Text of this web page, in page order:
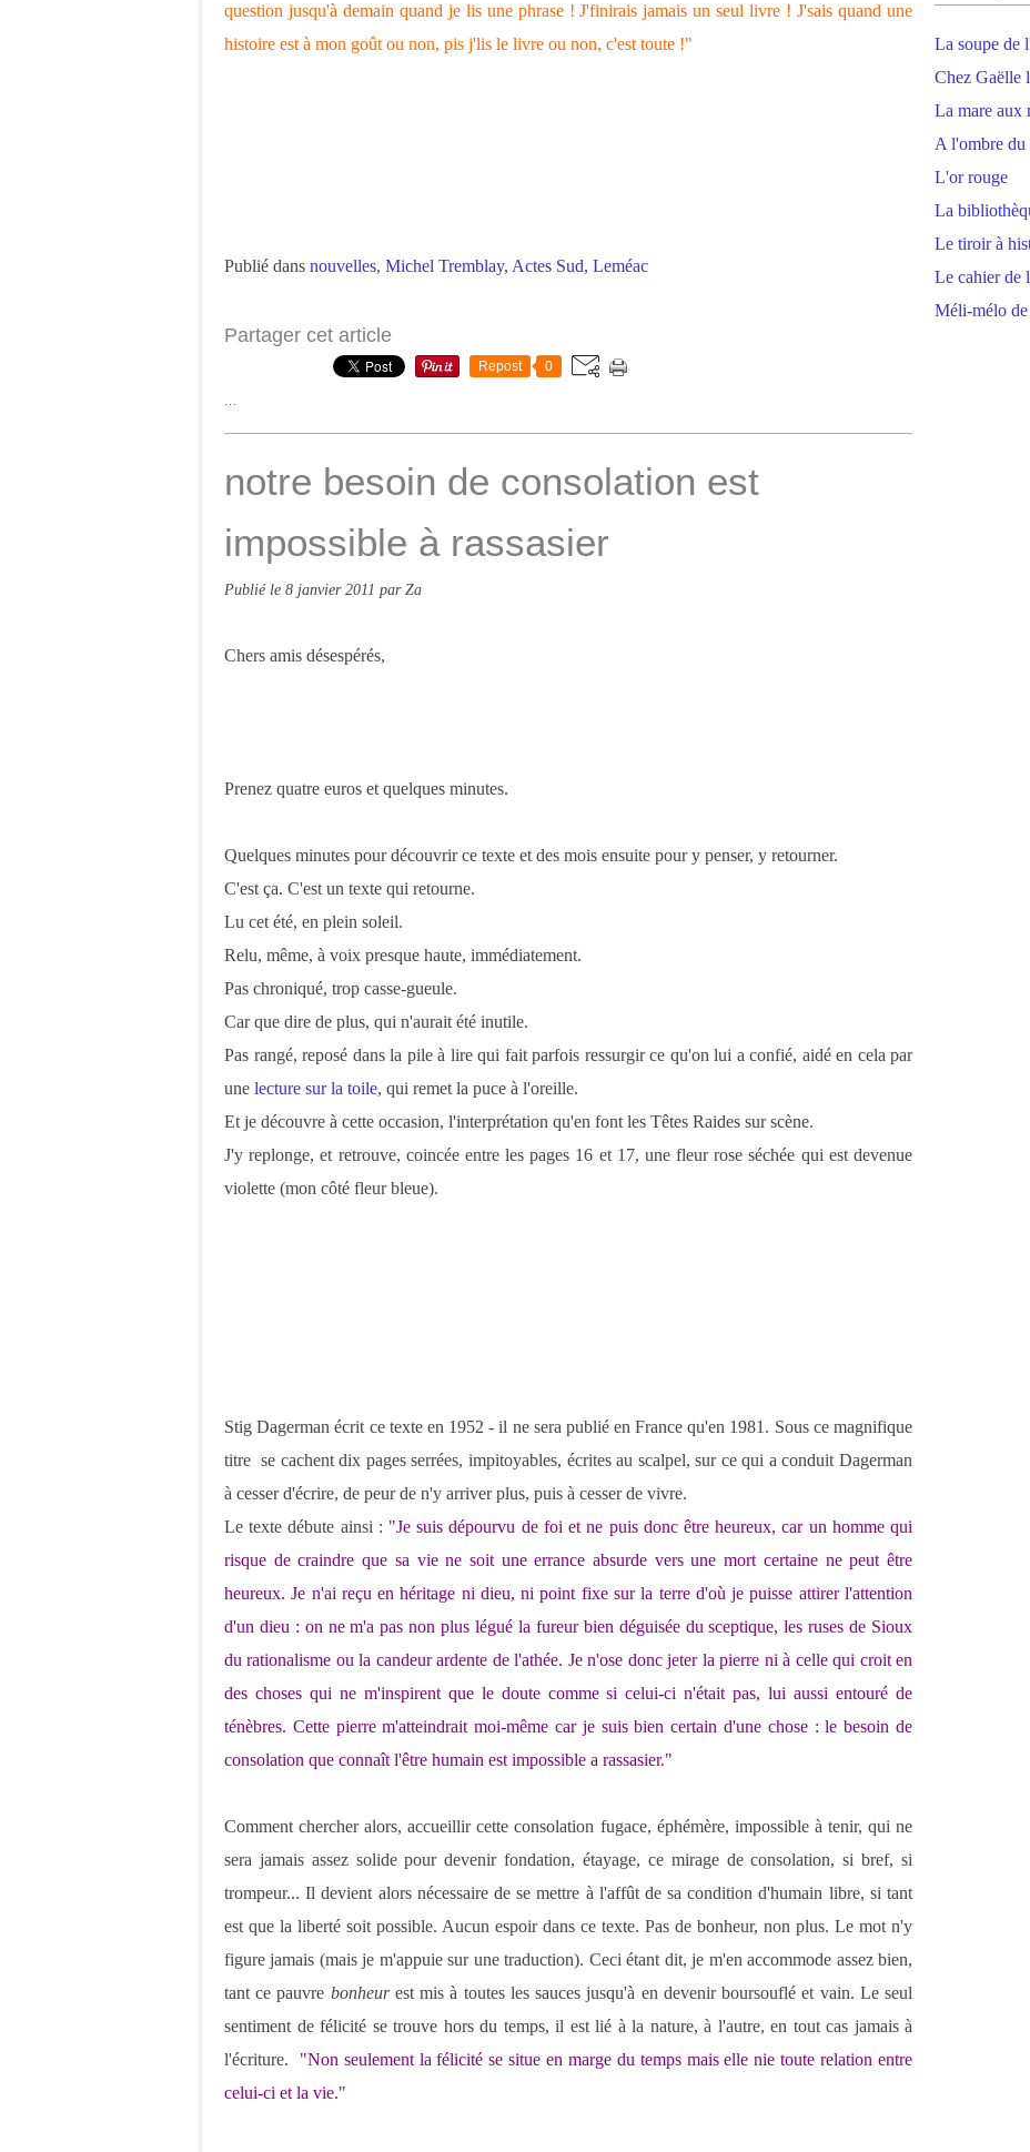
question jusqu'à demain quand je lis une phrase ! J'finirais jamais un seul livre ! J'sais quand une
histoire est à mon goût ou non, pis j'lis le livre ou non, c'est toute !"
Publié dans nouvelles, Michel Tremblay, Actes Sud, Leméac
Partager cet article
Repost 0
notre besoin de consolation est
impossible à rassasier
Publié le 8 janvier 2011 par Za
Chers amis désespérés,
Prenez quatre euros et quelques minutes.
Quelques minutes pour découvrir ce texte et des mois ensuite pour y penser, y retourner.
C'est ça. C'est un texte qui retourne.
Lu cet été, en plein soleil.
Relu, même, à voix presque haute, immédiatement.
Pas chroniqué, trop casse-gueule.
Car que dire de plus, qui n'aurait été inutile.
Pas rangé, reposé dans la pile à lire qui fait parfois ressurgir ce qu'on lui a confié, aidé en cela par
une lecture sur la toile, qui remet la puce à l'oreille.
Et je découvre à cette occasion, l'interprétation qu'en font les Têtes Raides sur scène.
J'y replonge, et retrouve, coincée entre les pages 16 et 17, une fleur rose séchée qui est devenue
violette (mon côté fleur bleue).
Stig Dagerman écrit ce texte en 1952 - il ne sera publié en France qu'en 1981. Sous ce magnifique
titre se cachent dix pages serrées, impitoyables, écrites au scalpel, sur ce qui a conduit Dagerman
à cesser d'écrire, de peur de n'y arriver plus, puis à cesser de vivre.
Le texte débute ainsi : "Je suis dépourvu de foi et ne puis donc être heureux, car un homme qui
risque de craindre que sa vie ne soit une errance absurde vers une mort certaine ne peut être
heureux. Je n'ai reçu en héritage ni dieu, ni point fixe sur la terre d'où je puisse attirer l'attention
d'un dieu : on ne m'a pas non plus légué la fureur bien déguisée du sceptique, les ruses de Sioux
du rationalisme ou la candeur ardente de l'athée. Je n'ose donc jeter la pierre ni à celle qui croit en
des choses qui ne m'inspirent que le doute comme si celui-ci n'était pas, lui aussi entouré de
ténèbres. Cette pierre m'atteindrait moi-même car je suis bien certain d'une chose : le besoin de
consolation que connaît l'être humain est impossible a rassasier."
Comment chercher alors, accueillir cette consolation fugace, éphémère, impossible à tenir, qui ne
sera jamais assez solide pour devenir fondation, étayage, ce mirage de consolation, si bref, si
trompeur... Il devient alors nécessaire de se mettre à l'affût de sa condition d'humain libre, si tant
est que la liberté soit possible. Aucun espoir dans ce texte. Pas de bonheur, non plus. Le mot n'y
figure jamais (mais je m'appuie sur une traduction). Ceci étant dit, je m'en accommode assez bien,
tant ce pauvre bonheurest mis à toutes les sauces jusqu'à en devenir boursouflé et vain. Le seul
sentiment de félicité se trouve hors du temps, il est lié à la nature, à l'autre, en tout cas jamais à
l'écriture. "Non seulement la félicité se situe en marge du temps mais elle nie toute relation entre
celui-ci et la vie."
La soupe de
Chez Gaëlle
La mare aux
A l'ombre du
L'or rouge
La
Le tiroir à
Le cahier de
Méli-mélo